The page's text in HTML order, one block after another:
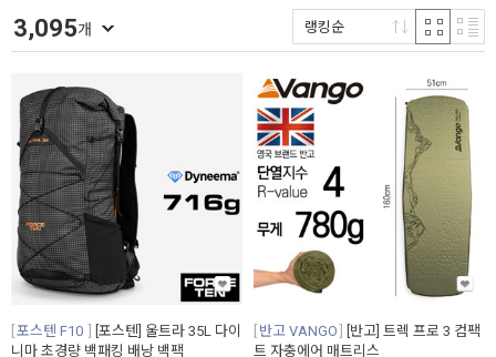
3,095개 랭킹순
포스텐 F10
[포스텐] 울트라 35L 다이
니마 초경량 백패킹 배낭 백팩
반고 VANGO
[반고] 트렉 프로 3 컴팩
트 자충에어 매트리스